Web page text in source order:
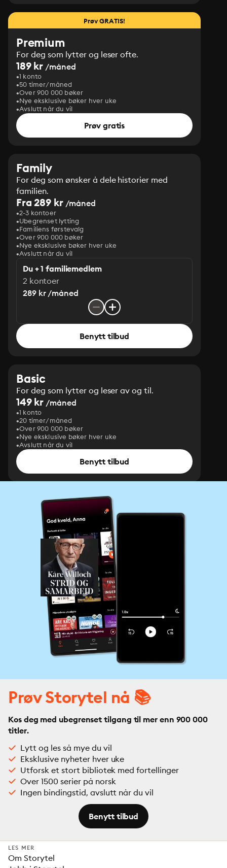
Prøv GRATIS!
Premium
For deg som lytter og leser ofte.
189 kr /måned
1 konto
50 timer/måned
Over 900 000 bøker
Nye eksklusive bøker hver uke
Avslutt når du vil
Prøv gratis
Family
For deg som ønsker å dele historier med
familien.
Fra 289 kr/måned
2-3 kontoer
Ubegrenset lytting
Familiens førstevalg
Over 900 000 bøker
Nye eksklusive bøker hver uke
Avslutt når du vil
Du + 1 familiemedlem
2 kontoer
289 kr /måned
Benytt tilbud
Basic
For deg som lytter og leser av og til.
149 kr /måned
1 konto
20 timer/måned
Over 900 000 bøker
Nye eksklusive bøker hver uke
Avslutt når du vil
Benytt tilbud
Prøv Storytel nå 📚
Kos deg med ubegrenset tilgang til mer enn 900 000
titler.
Lytt og les så mye du vil
Eksklusive nyheter hver uke
Utforsk et stort bibliotek med fortellinger
Over 1500 serier på norsk
Ingen bindingstid, avslutt når du vil
Benytt tilbud
LES MER
Om Storytel